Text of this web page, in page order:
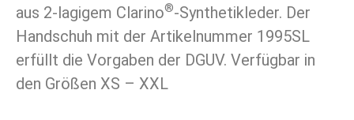
aus 2-lagigem Clarino®-Synthetikleder. Der
Handschuh mit der Artikelnummer 1995SL
erfüllt die Vorgaben der DGUV. Verfügbar in
den Größen XS – XXL